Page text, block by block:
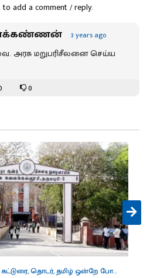
to add a comment / reply.
3 years ago
அரசு மறுபரிசீலனை செய்ய
0
கட்டுரை,தொடர்,தமிழ் ஒன்றே போதும்